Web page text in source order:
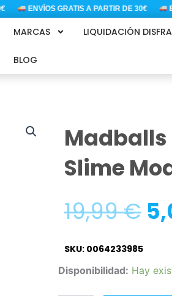
ENVÍOS GRATIS A PARTIR DE 30€
MARCAS LIQUIDACIÓN
BLOG
Madballs
Slime
19,99€ El
SKU: 0064233985
Disponibilidad: Hay
Madballs
Laboratorio